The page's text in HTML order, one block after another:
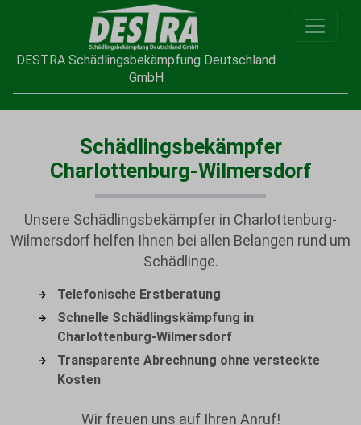
DESTRA Schädlingsbekämpfung Deutschland
GmbH
Schädlingsbekämpfer
Charlottenburg-Wilmersdorf
Unsere Schädlingsbekämpfer in Charlottenburg-
Wilmersdorf helfen Ihnen bei allen Belangen rund um
Schädlinge.
Telefonische Erstberatung
Schnelle Schädlingskämpfung in
Charlottenburg-Wilmersdorf
Transparente Abrechnung ohne versteckte
Kosten
Wir freuen uns auf Ihren Anruf!